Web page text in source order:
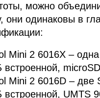
можно
они одинаковы в
Mini 2 6016X –
встроенной,
Mini 2 6016D – две
встроенной, UMTS